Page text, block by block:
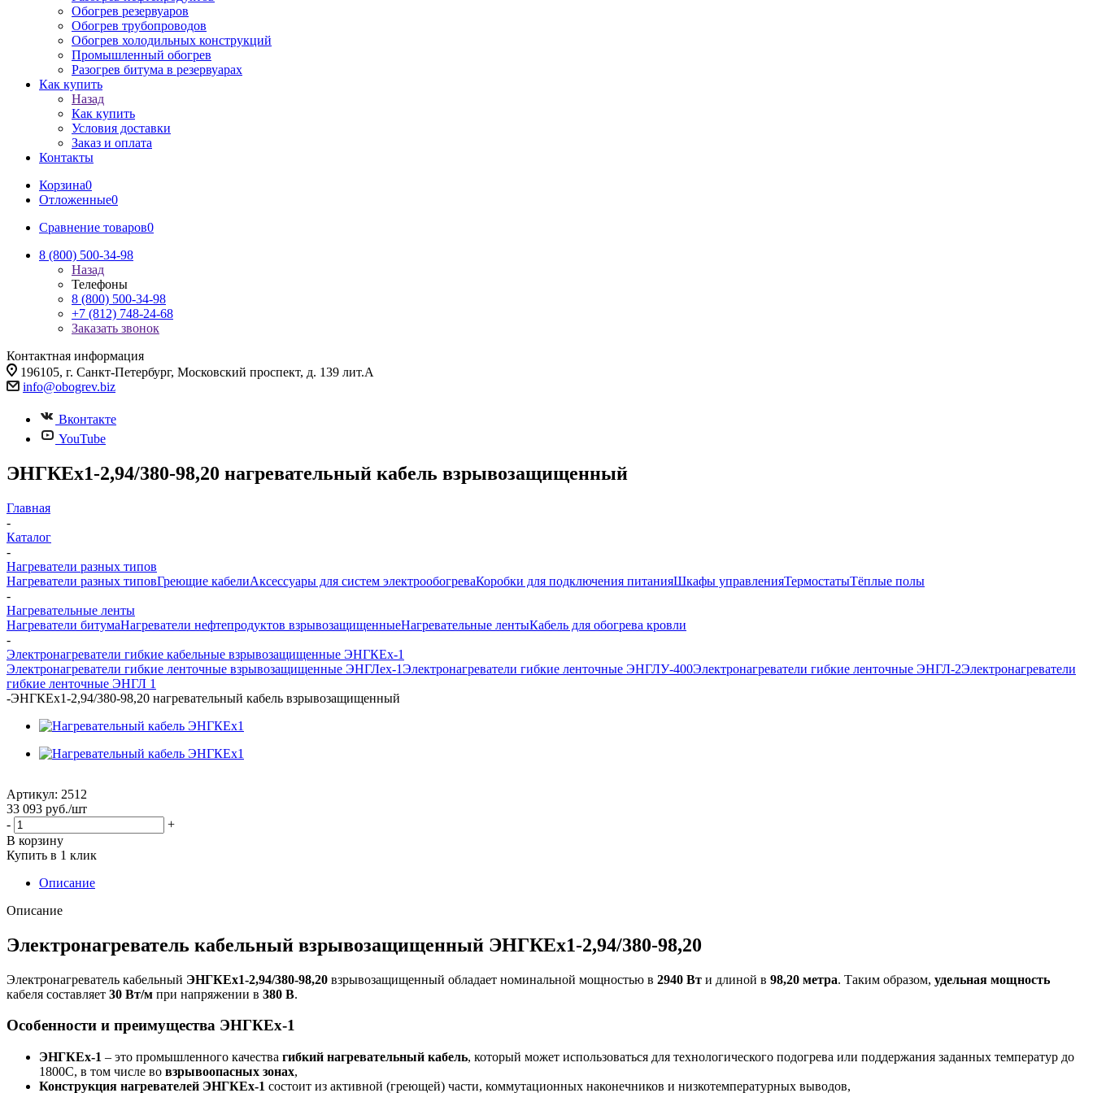
Обогрев резервуаров
Обогрев трубопроводов
Обогрев холодильных конструкций
Промышленный обогрев
Разогрев битума в резервуарах
Как купить
Назад
Как купить
Условия доставки
Заказ и оплата
Контакты
Корзина0
Отложенные0
Сравнение товаров0
8 (800) 500-34-98
Назад
Телефоны
8 (800) 500-34-98
+7 (812) 748-24-68
Заказать звонок
Контактная информация
196105, г. Санкт-Петербург, Московский проспект, д. 139 лит.А
info@obogrev.biz
Вконтакте
YouTube
ЭНГКЕх1-2,94/380-98,20 нагревательный кабель взрывозащищенный
Главная
-
Каталог
-
Нагреватели разных типов
Нагреватели разных типовГреющие кабелиАксессуары для систем электрообогреваКоробки для подключения питанияШкафы управленияТермостатыТёплые полы
-
Нагревательные ленты
Нагреватели битумаНагреватели нефтепродуктов взрывозащищенныеНагревательные лентыКабель для обогрева кровли
-
Электронагреватели гибкие кабельные взрывозащищенные ЭНГКЕх-1
Электронагреватели гибкие ленточные взрывозащищенные ЭНГЛех-1Электронагреватели гибкие ленточные ЭНГЛУ-400Электронагреватели гибкие ленточные ЭНГЛ-2Электронагреватели
гибкие ленточные ЭНГЛ 1
-ЭНГКЕх1-2,94/380-98,20 нагревательный кабель взрывозащищенный
Артикул: 2512
33 093 руб./шт
-
+
В корзину
Купить в 1 клик
Описание
Описание
Электронагреватель кабельный взрывозащищенный ЭНГКЕх1-2,94/380-98,20
Электронагреватель кабельный ЭНГКЕх1-2,94/380-98,20 взрывозащищенный обладает номинальной мощностью в 2940 Вт и длиной в 98,20 метра. Таким образом, удельная мощность
кабеля составляет 30 Вт/м при напряжении в 380 В.
Особенности и преимущества ЭНГКЕх-1
ЭНГКЕх-1 – это промышленного качества гибкий нагревательный кабель, который может использоваться для технологического подогрева или поддержания заданных температур до
1800С, в том числе во взрывоопасных зонах,
Конструкция нагревателей ЭНГКЕх-1 состоит из активной (греющей) части, коммутационных наконечников и низкотемпературных выводов,